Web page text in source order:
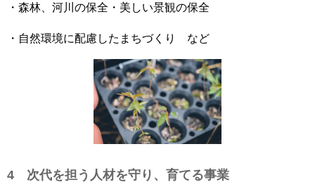
・森林、河川の保全・美しい景観の保全
・自然環境に配慮したまちづくり など
4 次代を担う人材を守り、育てる事業